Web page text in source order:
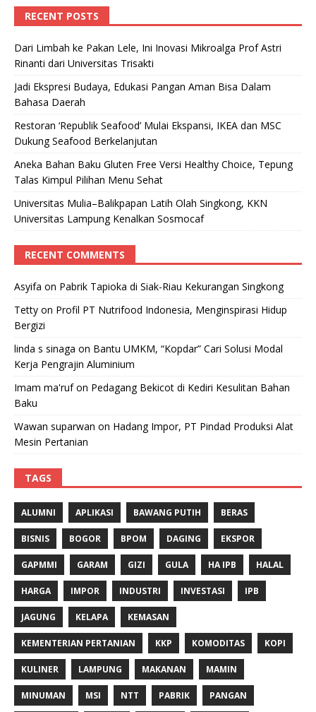
RECENT POSTS
Dari Limbah ke Pakan Lele, Ini Inovasi Mikroalga Prof Astri
Rinanti dari Universitas Trisakti
Jadi Ekspresi Budaya, Edukasi Pangan Aman Bisa Dalam
Bahasa Daerah
Restoran ‘Republik Seafood’ Mulai Ekspansi, IKEA dan MSC
Dukung Seafood Berkelanjutan
Aneka Bahan Baku Gluten Free Versi Healthy Choice, Tepung
Talas Kimpul Pilihan Menu Sehat
Universitas Mulia–Balikpapan Latih Olah Singkong, KKN
Universitas Lampung Kenalkan Sosmocaf
RECENT COMMENTS
Asyifa on Pabrik Tapioka di Siak-Riau Kekurangan Singkong
Tetty on Profil PT Nutrifood Indonesia, Menginspirasi Hidup
Bergizi
linda s sinaga on Bantu UMKM, “Kopdar” Cari Solusi Modal
Kerja Pengrajin Aluminium
Imam ma'rufon Pedagang Bekicot di Kediri Kesulitan Bahan
Baku
Wawan suparwan on Hadang Impor, PT Pindad Produksi Alat
Mesin Pertanian
TAGS
ALUMNI APLIKASI BAWANG PUTIH BERAS
BISNIS BOGOR BPOM DAGING EKSPOR
GAPMMI GARAM GIZI GULA HA IPB HALAL
HARGA IMPOR INDUSTRI INVESTASI IPB
JAGUNG KELAPA KEMASAN
KEMENTERIAN PERTANIAN KKP KOMODITAS KOPI
KULINER LAMPUNG MAKANAN MAMIN
MINUMAN MSI NTT PABRIK PANGAN